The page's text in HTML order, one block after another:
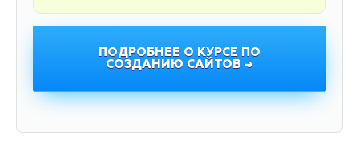
ПОДРОБНЕЕ О КУРСЕ ПО
СОЗДАНИЮ САЙТОВ →